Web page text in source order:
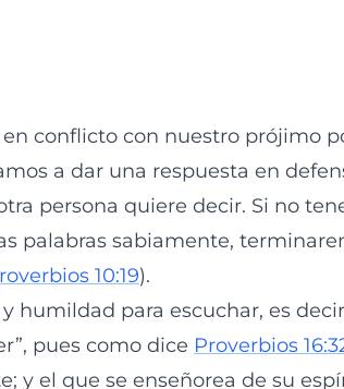
conflicto con nuestro prójimo
a dar una respuesta en
persona quiere decir. Si no
palabras sabiamente,
10:19).
humildad para escuchar, es
pues como dice Proverbios
y el que se enseñorea de su